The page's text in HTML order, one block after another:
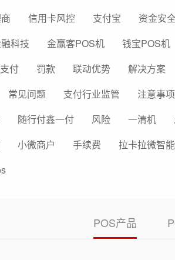
信用卡风控 支付宝 资金安
科技 金赢客POS机 钱宝POS机
付 罚款 联动优势 解决方案
常见问题 支付行业监管 注意事项
随行付鑫一付 风险 一清机
小微商户 手续费 拉卡拉微智
POS产品